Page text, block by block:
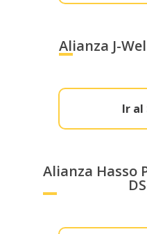
Alianza J-
Ir al
Alianza